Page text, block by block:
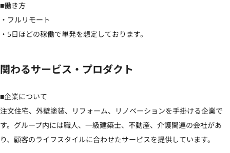
■働き方
・フルリモート
・5日ほどの稼働で単発を想定しております。
関わるサービス・プロダクト
■企業について
注文住宅、外壁塗装、リフォーム、リノベーションを手掛ける企業で
す。グループ内には職人、一級建築士、不動産、介護関連の会社があ
り、顧客のライフスタイルに合わせたサービスを提供しています。